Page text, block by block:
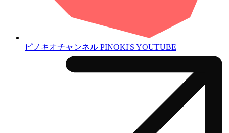
ピノキオチャンネル PINOKI'S YOUTUBE